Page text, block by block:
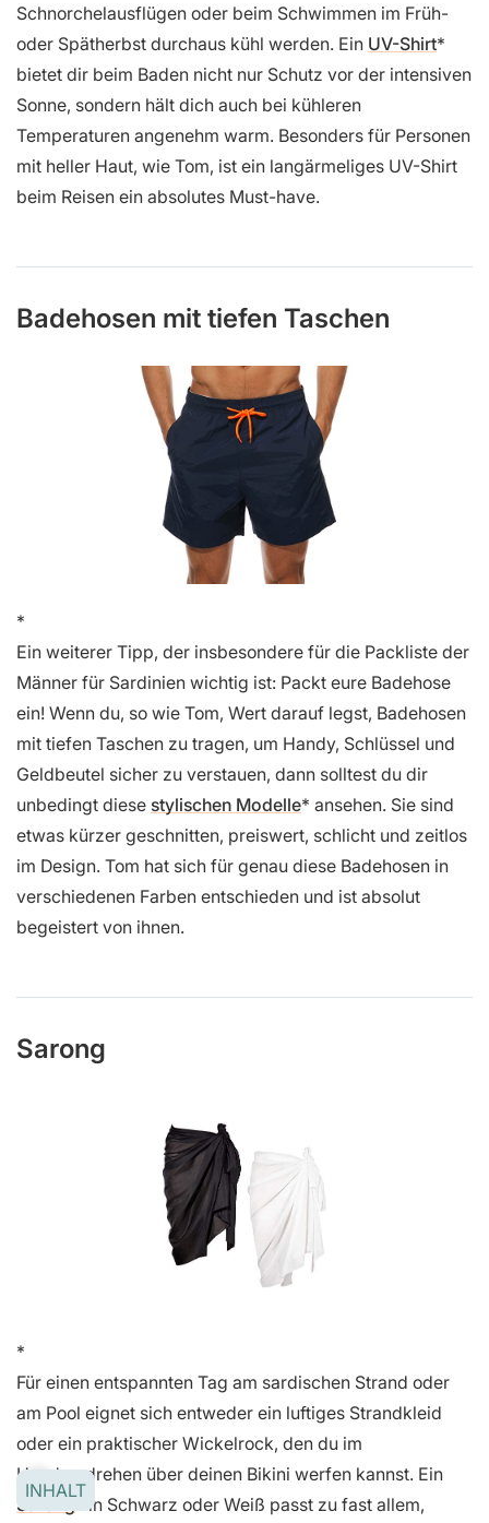
Schnorchelausflügen oder beim Schwimmen im Früh-
oder Spätherbst durchaus kühl werden. Ein UV-Shirt
bietet dir beim Baden nicht nur Schutz vor der intensiven
Sonne, sondern hält dich auch bei kühleren
Temperaturen angenehm warm. Besonders für Personen
mit heller Haut, wie Tom, ist ein langärmeliges UV-Shirt
beim Reisen ein absolutes Must-have.
Badehosen mit tiefen Taschen
Ein weiterer Tipp, der insbesondere für die Packliste der
Männer für Sardinien wichtig ist: Packt eure Badehose
ein! Wenn du, so wie Tom, Wert darauf legst, Badehosen
mit tiefen Taschen zu tragen, um Handy, Schlüssel und
Geldbeutel sicher zu verstauen, dann solltest du dir
unbedingt diese stylischen Modelle ansehen. Sie sind
etwas kürzer geschnitten, preiswert, schlicht und zeitlos
im Design. Tom hat sich für genau diese Badehosen in
verschiedenen Farben entschieden und ist absolut
begeistert von ihnen.
Sarong
Für einen entspannten Tag am sardischen Strand oder
am Pool eignet sich entweder ein luftiges Strandkleid
oder ein praktischer Wickelrock, den du im
Handumdrehen über deinen Bikini werfen kannst. Ein
Sarong
in Schwarz oder Weiß passt zu fast allem,
INHALT